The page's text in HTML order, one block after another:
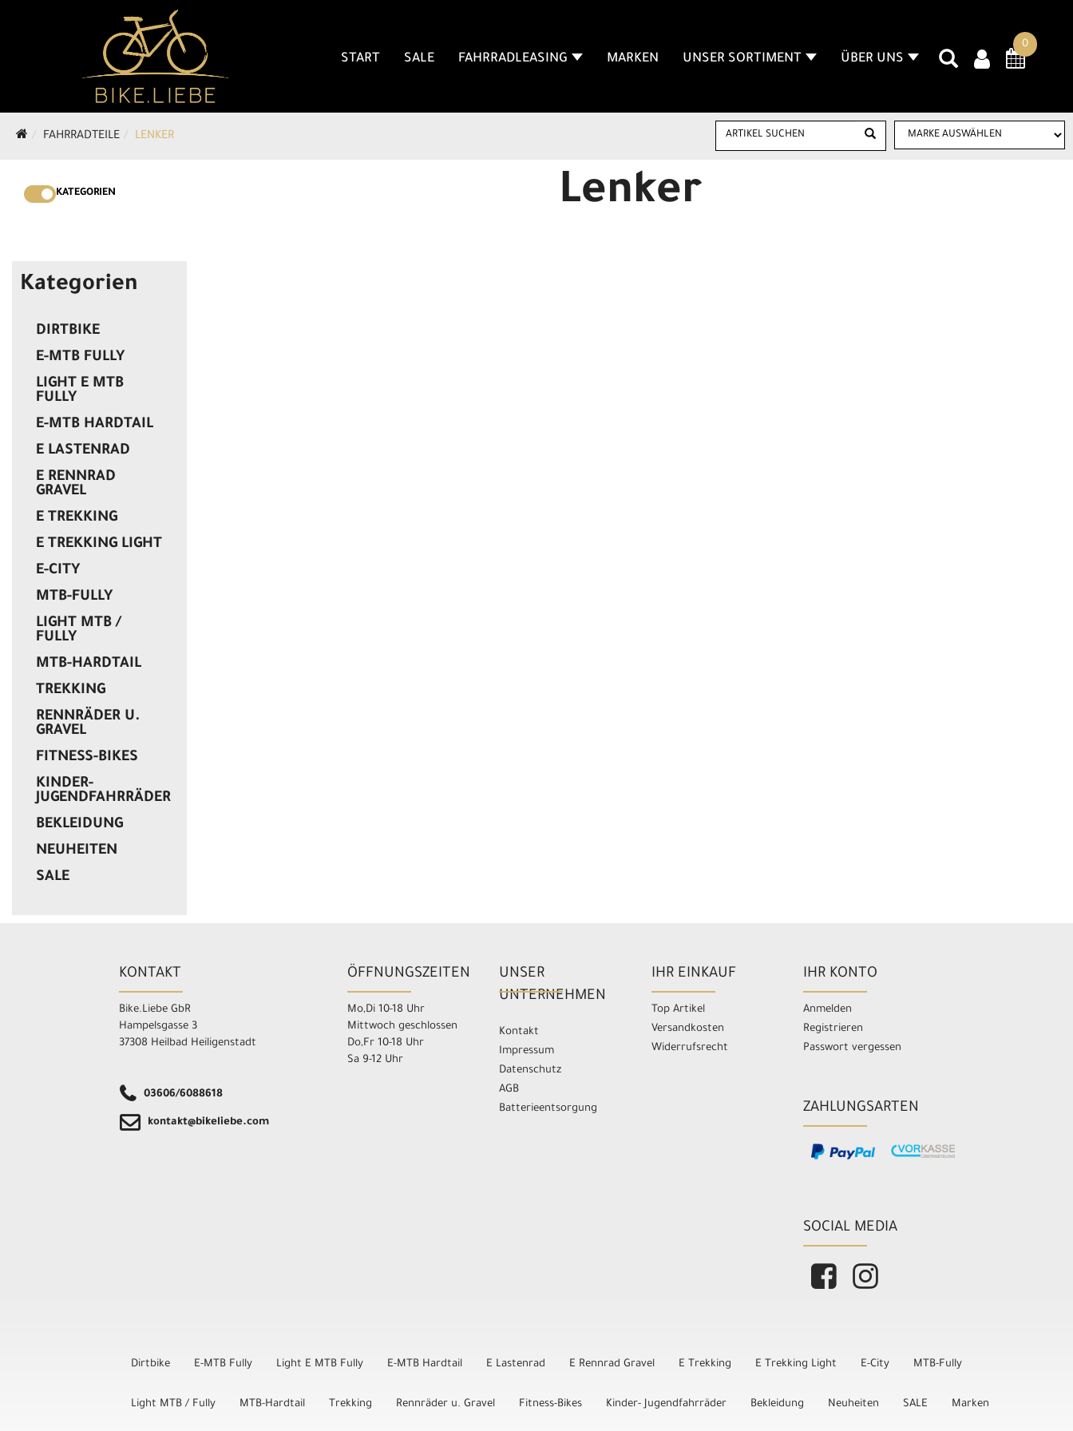
0
START SALE FAHRRADLEASING MARKEN UNSER SORTIMENT ÜBER UNS
FAHRRADTEILE LENKER
KATEGORIEN Lenker
Kategorien
DIRTBIKE
E-MTB FULLY
LIGHT E MTB
FULLY
E-MTB HARDTAIL
E LASTENRAD
E RENNRAD
GRAVEL
E TREKKING
E TREKKING LIGHT
E-CITY
MTB-FULLY
LIGHT MTB /
FULLY
MTB-HARDTAIL
TREKKING
RENNRÄDER U.
GRAVEL
FITNESS-BIKES
KINDER-
JUGENDFAHRRÄDER
BEKLEIDUNG
NEUHEITEN
SALE
KONTAKT
Bike.Liebe GbR
Hampelsgasse 3
37308 Heilbad Heiligenstadt
03606/6088618
kontakt@bikeliebe.com
ÖFFNUNGSZEITEN
Mo,Di 10-18 Uhr
Mittwoch geschlossen
Do,Fr 10-18 Uhr
Sa 9-12 Uhr
UNSER
UNTERNEHMEN
Kontakt
Impressum
Datenschutz
AGB
Batterieentsorgung
IHR EINKAUF
Top Artikel
Versandkosten
Widerrufsrecht
IHR KONTO
Anmelden
Registrieren
Passwort vergessen
ZAHLUNGSARTEN
SOCIAL MEDIA
Dirtbike E-MTB Fully Light E MTB Fully E-MTB Hardtail E Lastenrad E Rennrad Gravel E Trekking E Trekking Light E-City MTB-Fully
Light MTB / Fully MTB-Hardtail Trekking Rennräder u. Gravel Fitness-Bikes Kinder- Jugendfahrräder Bekleidung Neuheiten SALE Marken